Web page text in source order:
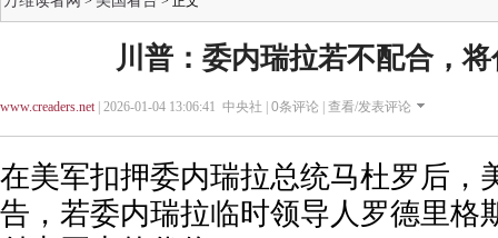
川普：委内瑞拉若不配合，
www.creaders.net| 2026-01-04 13:06:41 中央社 | 0条评论 | 查看/发表评论
在美军扣押委内瑞拉总统马杜罗后，
告，若委内瑞拉临时领导人罗德里格